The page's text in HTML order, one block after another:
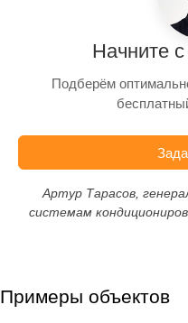
Начните с
Подберём
Артур Тарасов,
системам
Примеры объектов